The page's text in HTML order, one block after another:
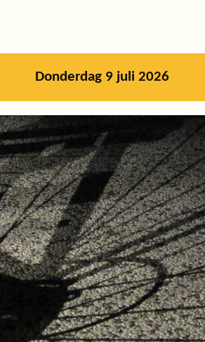
Donderdag 9 juli 2026